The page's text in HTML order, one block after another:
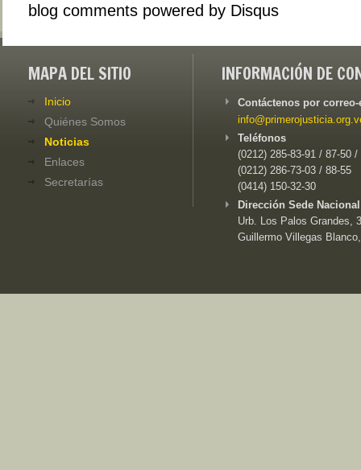
blog comments powered by Disqus
MAPA DEL SITIO
Inicio
Quiénes Somos
Noticias
Enlaces
Secretarías
INFORMACIÓN DE
Contáctenos por
Teléfonos
(0212) 285-83-91 / 87-50 /
(0212) 286-73-03 / 88-55
(0414) 150-32-30
Dirección Sede
Urb. Los Palos Grandes,
Guillermo Villegas